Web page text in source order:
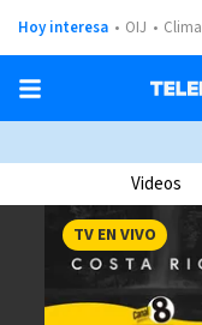
Hoy interesa OIJ Clima
Videos
TV EN VIVO